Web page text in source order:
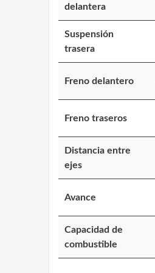
delantera
Suspensión
trasera
Freno delantero
Freno traseros
Distancia entre
ejes
Avance
Capacidad de
combustible